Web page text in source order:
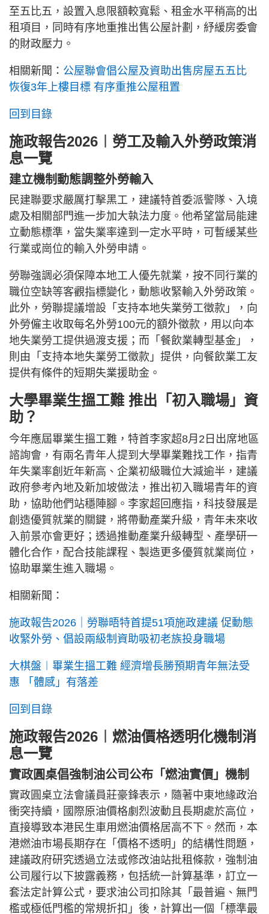
至五比五，設置入息限額較寬鬆、租金水平稍高的出
租項目，同時有序地重推出售公屋計劃，紓緩房委會
的財政壓力。
相關新聞： 公屋聯會倡公屋及資助出售房屋五五比
恢復3年上樓目標 有序重推公屋租置
回到目錄
施政報告2026︱勞工及輸入外勞政策消
息一覽
建立機制動態調整外勞輸入
民建聯要求嚴厲打擊黑工，建議特首委派警隊、入境
處及相關部門進一步加大執法力度。他希望當局能建
立動態標準，當失業率達到一定水平時，可暫緩某些
行業或崗位的輸入外勞申請。
勞聯強調必須保障本地工人優先就業，按不同行業的
職位空缺等客觀指標變化，動態收緊輸入外勞政策。
此外，勞聯提議增設「支持本地失業勞工徵款」，向
外勞僱主收取每名外勞100元的額外徵款，用以向本
地失業勞工提供過渡支援；而「餐飲業轉型基金」，
則由「支持本地失業勞工徵款」提供，向餐飲業工友
提供有條件的短期失業援助金。
大學畢業生搵工難 推出「初入職場」資
助？
今年應屆畢業生搵工難，特首李家超8月2日出席地區
諮詢會，有兩名青年人提到大學畢業難找工作，指青
年失業率創近年新高、企業初級職位大減逾半，建議
政府參考內地及新加坡做法，推出初入職場青年的資
助，協助他們站穩陣腳。李家超回應指，科技發展是
創造優質就業的關鍵，將帶動產業升級，青年未來收
入前景亦會更好；透過推動產業升級轉型、產學研一
體化合作，配合技能課程、製造更多優質就業崗位，
協助畢業生進入職場。
相關新聞：
施政報告2026｜勞聯晤特首提51項施政建議 促動態
收緊外勞、倡設兩級制資助吸初老族投身職場
大棋盤︱畢業生搵工難 經濟增長勝預期青年無法受
惠 「體感」有落差
回到目錄
施政報告2026︱燃油價格透明化機制消
息一覽
實政圓桌倡強制油公司公布「燃油實價」機制
實政圓桌立法會議員莊豪鋒表示，隨著中東地緣政治
衝突持續，國際原油價格劇烈波動且長期處於高位，
直接導致本港民生車用燃油價格居高不下。然而，本
港燃油市場長期存在「價格不透明」的結構性問題，
建議政府研究透過立法或修改油站批租條款，強制油
公司履行以下披露義務，包括統一計算基準，訂立一
套法定計算公式，要求油公司扣除其「最普遍、無門
檻或極低門檻的常規折扣」後，計算出一個「標準最